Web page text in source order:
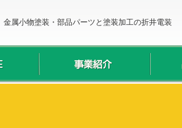
金属小物塗装・部品パーツと塗装加工の折井電装